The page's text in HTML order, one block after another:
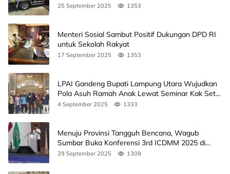
25 September 2025 1353
Menteri Sosial Sambut Positif Dukungan DPD RI
untuk Sekolah Rakyat
17 September 2025 1353
LPAI Gandeng Bupati Lampung Utara Wujudkan
Pola Asuh Ramah Anak Lewat Seminar Kak Seto,
Ini Jadwalnya
4 September 2025 1333
Menuju Provinsi Tangguh Bencana, Wagub
Sumbar Buka Konferensi 3rd ICDMM 2025 di
Unand
29 September 2025 1309